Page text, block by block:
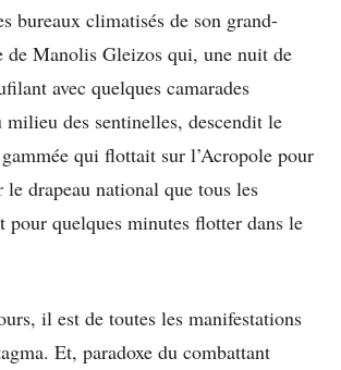
bureaux climatisés de son grand-
de Manolis Gleizos qui, une nuit de
avec quelques camarades
milieu des sentinelles, descendit le
qui flottait sur l’Acropole pour
drapeau national que tous les
pour quelques minutes flotter dans le
il est de toutes les manifestations
Et, paradoxe du combattant